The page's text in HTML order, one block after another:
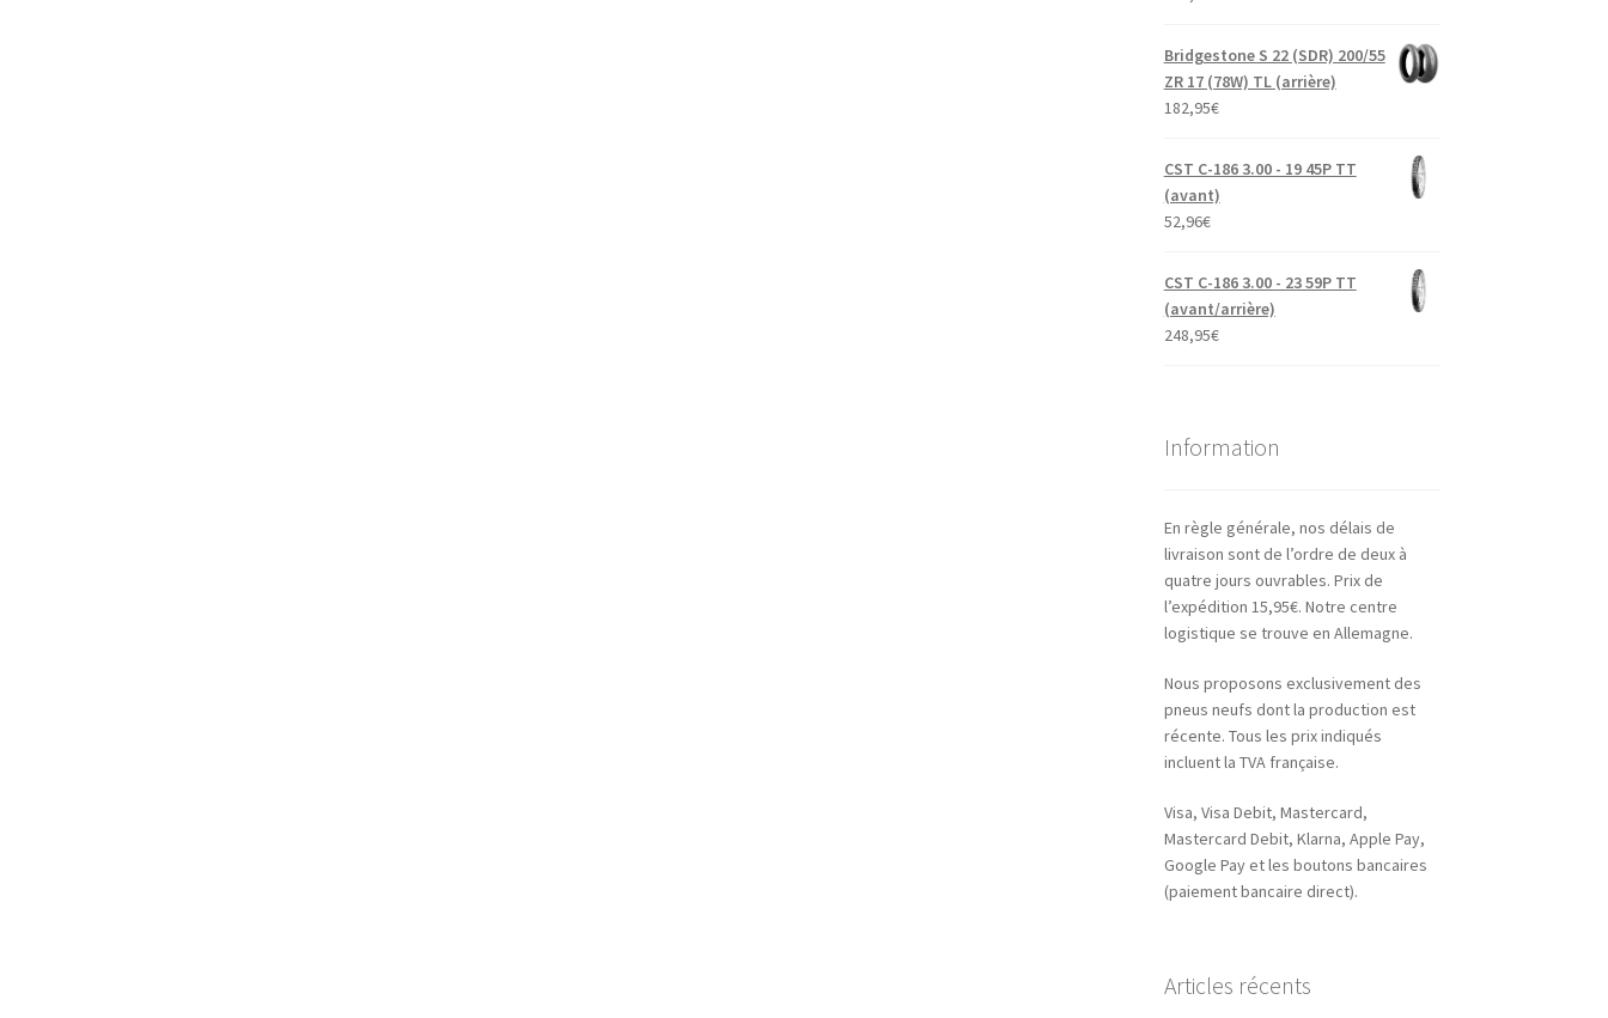
Bridgestone S 22 (SDR) 200/55
ZR 17 (78W) TL (arrière)
182,95€
CST C-186 3.00 - 19 45P TT
(avant)
52,96€
CST C-186 3.00 - 23 59P TT
(avant/arrière)
248,95€
Information
En règle générale, nos délais de
livraison sont de l’ordre de deux à
quatre jours ouvrables. Prix de
l’expédition 15,95€. Notre centre
logistique se trouve en Allemagne.
Nous proposons exclusivement des
pneus neufs dont la production est
récente. Tous les prix indiqués
incluent la TVA française.
Visa, Visa Debit, Mastercard,
Mastercard Debit, Klarna, Apple Pay,
Google Pay et les boutons bancaires
(paiement bancaire direct).
Articles récents